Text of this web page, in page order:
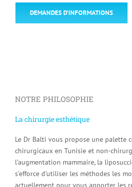
DEMANDES D’INFORMATIONS
NOTRE PHILOSOPHIE
La chirurgie esthétique
Le Dr Balti vous propose une palette
chirurgicaux en Tunisie et non-
l’augmentation mammaire, la
s’efforce d’utiliser les méthodes les
actuellement pour vous apporter les